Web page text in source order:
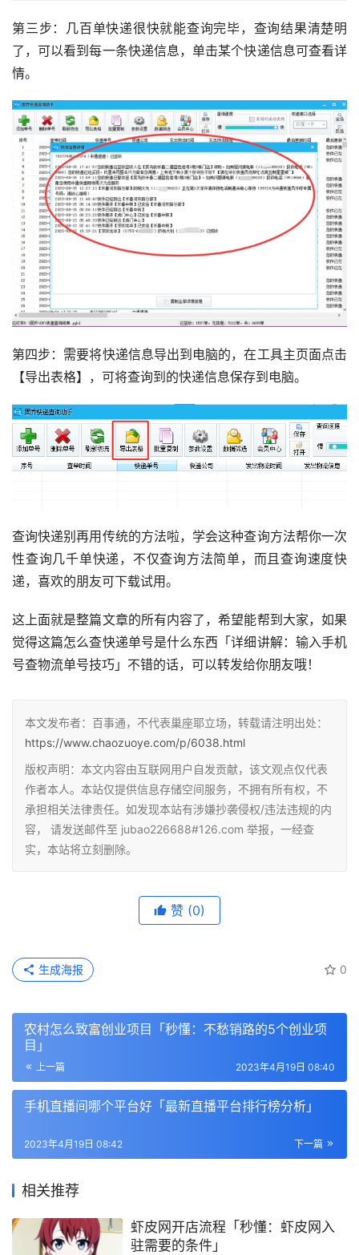
第三步：几百单快递很快就能查询完毕，查询结果清楚明
了，可以看到每一条快递信息，单击某个快递信息可查看详
情。
第四步：需要将快递信息导出到电脑的，在工具主页面点击
【导出表格】，可将查询到的快递信息保存到电脑。
查询快递别再用传统的方法啦，学会这种查询方法帮你一次
性查询几千单快递，不仅查询方法简单，而且查询速度快
递，喜欢的朋友可下载试用。
这上面就是整篇文章的所有内容了，希望能帮到大家，如果
觉得这篇怎么查快递单号是什么东西「详细讲解：输入手机
号查物流单号技巧」不错的话，可以转发给你朋友哦！
本文发布者：百事通，不代表巢座耶立场，转载请注明出处：
https://www.chaozuoye.com/p/6038.html
版权声明：本文内容由互联网用户自发贡献，该文观点仅代表
作者本人。本站仅提供信息存储空间服务，不拥有所有权，不
承担相关法律责任。如发现本站有涉嫌抄袭侵权/违法违规的内
容， 请发送邮件至 jubao226688#126.com 举报，一经查
实，本站将立刻删除。
赞 (0)
0
生成海报
农村怎么致富创业项目「秒懂：不愁销路的5个创业项
目」
上一篇 2023年4月19日 08:40
手机直播间哪个平台好「最新直播平台排行榜分析」
下一篇
2023年4月19日 08:42
相关推荐
虾皮网开店流程「秒懂：虾皮网入
驻需要的条件」